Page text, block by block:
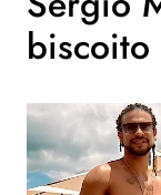
biscoito